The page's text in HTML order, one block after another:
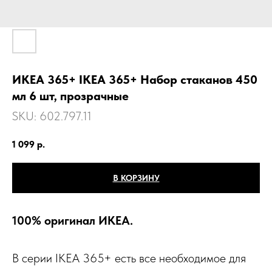
ИКЕА 365+ IKEA 365+ Набор стаканов 450
мл 6 шт, прозрачные
SKU: 602.797.11
1 099 р.
В КОРЗИНУ
100% оригинал ИКЕА.
В серии IKEA 365+ есть все необходимое для